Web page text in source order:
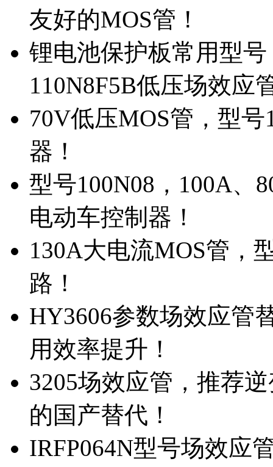
友好的MOS管！
锂电池保护板常用型
110N8F5B低压场效应
70V低压MOS管，型
器！
型号100N08，100A、
电动车控制器！
130A大电流MOS管，
路！
HY3606参数场效应管
用效率提升！
3205场效应管，推荐
的国产替代！
IRFP064N型号场效应